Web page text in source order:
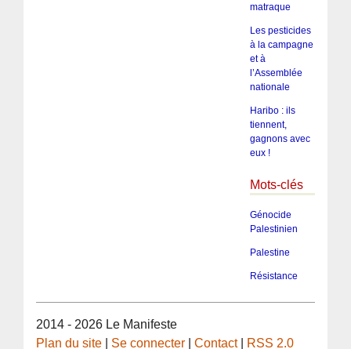
matraque
Les pesticides
à la campagne
et à
l’Assemblée
nationale
Haribo : ils
tiennent,
gagnons avec
eux !
Mots-clés
Génocide
Palestinien
Palestine
Résistance
2014 - 2026 Le Manifeste
Plan du site
Se connecter |Contact| RSS 2.0